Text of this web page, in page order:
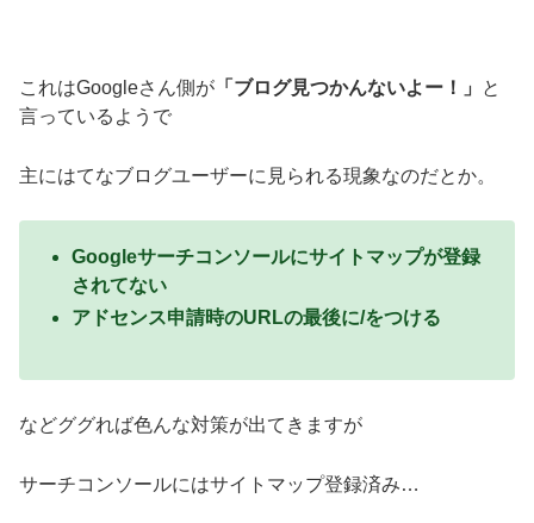
これはGoogleさん側が 「ブログ見つかんないよー！」
と
言っているようで
主にはてなブログユーザーに見られる現象なのだとか。
Googleサーチコンソールにサイトマップが登録
されてない
アドセンス申請時のURLの最後に/をつける
などググれば色んな対策が出てきますが
サーチコンソールにはサイトマップ登録済み…